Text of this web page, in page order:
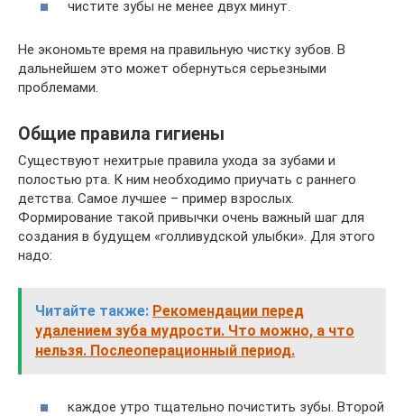
чистите зубы не менее двух минут.
Не экономьте время на правильную чистку зубов. В
дальнейшем это может обернуться серьезными
проблемами.
Общие правила гигиены
Существуют нехитрые правила ухода за зубами и
полостью рта. К ним необходимо приучать с раннего
детства. Самое лучшее – пример взрослых.
Формирование такой привычки очень важный шаг для
создания в будущем «голливудской улыбки». Для этого
надо:
Читайте также: Рекомендации перед
удалением зуба мудрости. Что можно, а что
нельзя. Послеоперационный период.
каждое утро тщательно почистить зубы. Второй